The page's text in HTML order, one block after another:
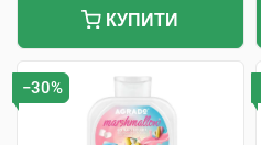
КУПИТИ
−30%